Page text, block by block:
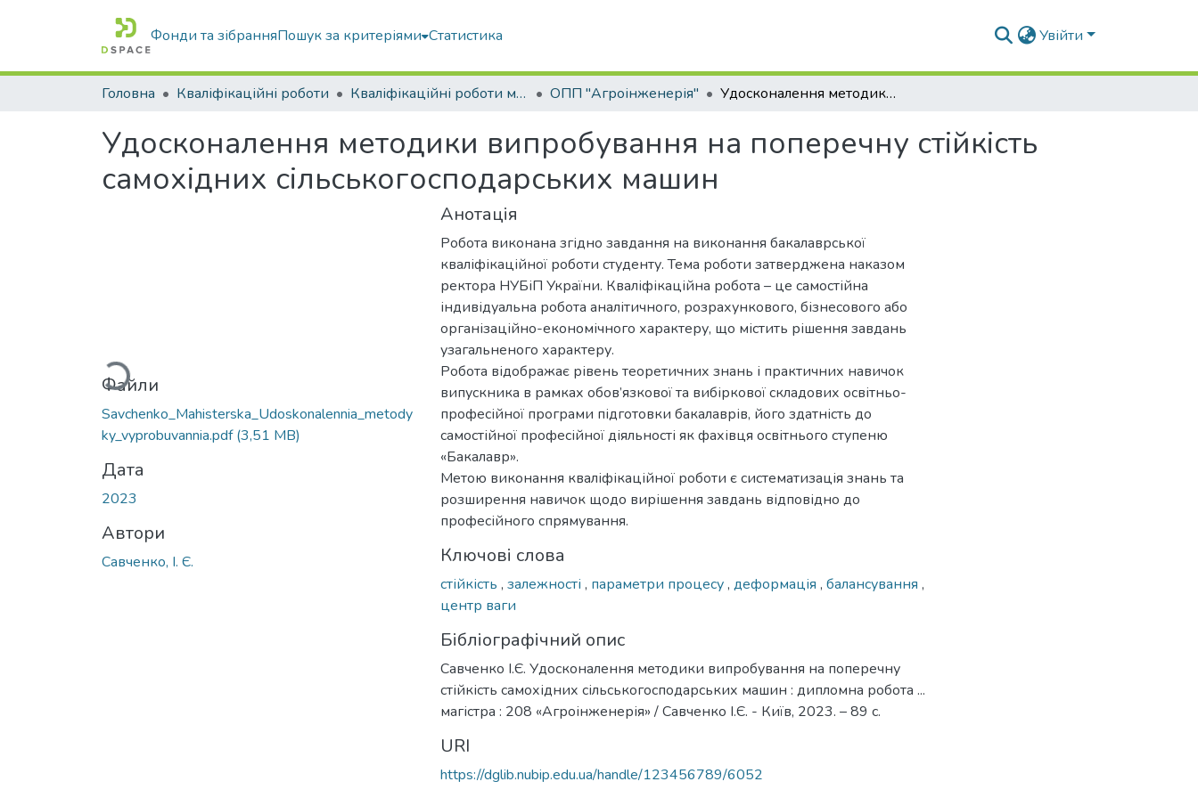
Фонди та зібранняПошук за критеріями Статистика Увійти
Головна Кваліфікаційні роботи Кваліфікаційні роботи магістрів ОПП "Агроінженерія" Удосконалення методики випробування на поперечну стійкість самохідних сільськогосподарських машин
Удосконалення методики випробування на поперечну стійкість
самохідних сільськогосподарських машин
Вантажиться...
Файли
Savchenko_Mahisterska_Udoskonalennia_metody
ky_vyprobuvannia.pdf(3,51 MB)
Дата
2023
Автори
Савченко, І. Є.
Анотація
Робота виконана згідно завдання на виконання бакалаврської
кваліфікаційної роботи студенту. Тема роботи затверджена наказом
ректора НУБіП України. Кваліфікаційна робота – це самостійна
індивідуальна робота аналітичного, розрахункового, бізнесового або
організаційно-економічного характеру, що містить рішення завдань
узагальненого характеру.
Робота відображає рівень теоретичних знань і практичних навичок
випускника в рамках обов’язкової та вибіркової складових освітньо-
професійної програми підготовки бакалаврів, його здатність до
самостійної професійної діяльності як фахівця освітнього ступеню
«Бакалавр».
Метою виконання кваліфікаційної роботи є систематизація знань та
розширення навичок щодо вирішення завдань відповідно до
професійного спрямування.
Ключові слова
стійкість , залежності , параметри процесу, деформація , балансування ,
центр ваги
Бібліографічний опис
Савченко І.Є. Удосконалення методики випробування на поперечну
стійкість самохідних сільськогосподарських машин : дипломна робота ...
магістра : 208 «Агроінженерія» / Савченко І.Є. - Київ, 2023. – 89 с.
URI
https://dglib.nubip.edu.ua/handle/123456789/6052